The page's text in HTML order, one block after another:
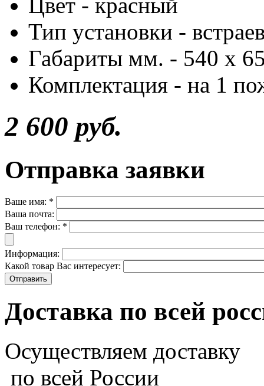
Тип установки -
Габариты мм. - 540 х
Комплектация - на 1
2 600 руб.
Отправка заявки
Ваше имя: *
Ваша почта:
Ваш телефон: *
Информация:
Какой товар Вас интересует:
Доставка по всей
Осуществляем доставку
по всей России